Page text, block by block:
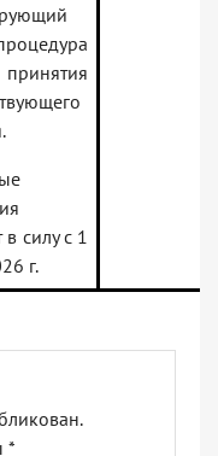
в силу с 1
г.
*